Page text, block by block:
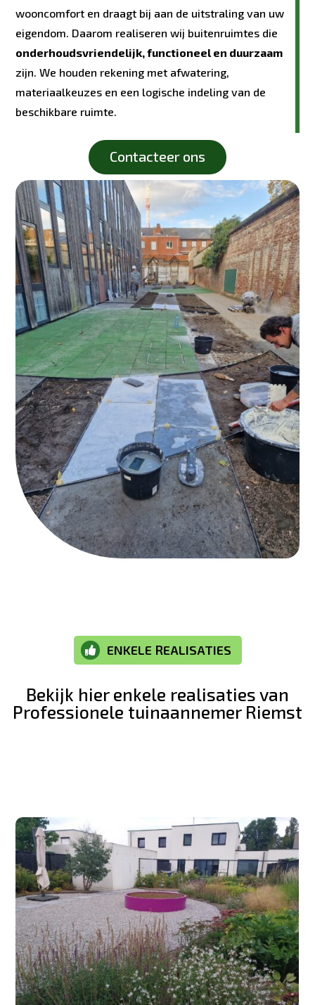
wooncomfort en draagt bij aan de uitstraling van uw
eigendom. Daarom realiseren wij buitenruimtes die
onderhoudsvriendelijk, functioneel en duurzaam
zijn. We houden rekening met afwatering,
materiaalkeuzes en een logische indeling van de
beschikbare ruimte.
Contacteer ons
 ENKELE REALISATIES
Bekijk hier enkele realisaties van
Professionele tuinaannemer Riemst